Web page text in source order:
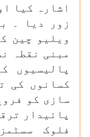
اشارہ کیا
زور دیا ۔
ویلیو چین
مبنی نقطہ
پالیسیوں
کسانوں کی
سازی کو
پائیدار
فلوک